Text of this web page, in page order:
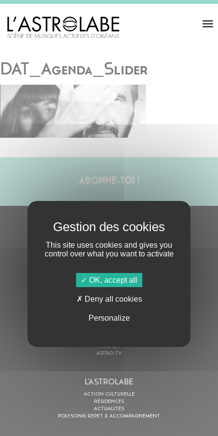
Toggle
DAT_Agenda_Slider
ABONNE-TOI !
S'ABONNER À LA NEWSLETTER
En cochant cette case, j’accepte la Politique de confidentialité
AGENDA
ASTRO TV
L’ASTROLABE
ACTION CULTURELLE
RÉSIDENCES
ACTUALITÉS
POLYSONIK REPET & ACCOMPAGNEMENT
This site uses cookies and gives you
control over what you want to activate
OK, accept all
Deny all cookies
Personalize